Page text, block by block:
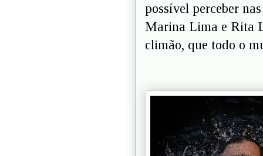
possível perceber
Marina Lima e Rita
climão, que todo o